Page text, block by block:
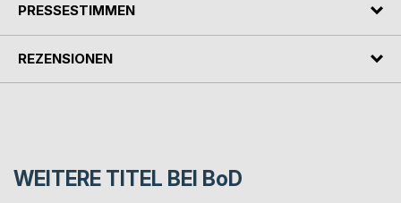
PRESSESTIMMEN
REZENSIONEN
WEITERE TITEL BEI BoD